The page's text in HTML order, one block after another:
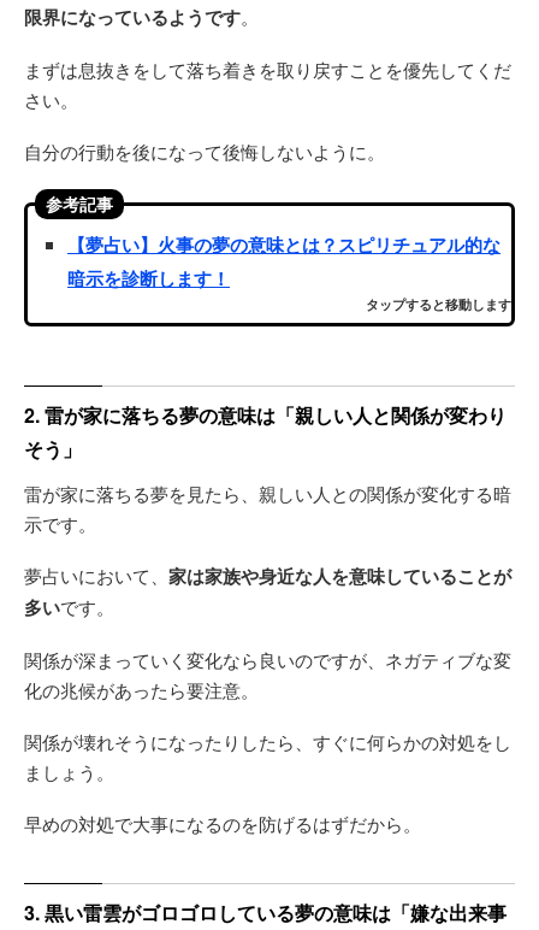
限界になっているようです。
まずは息抜きをして落ち着きを取り戻すことを優先してくだ
さい。
自分の行動を後になって後悔しないように。
参考記事
【夢占い】火事の夢の意味とは？スピリチュアル的な
暗示を診断します！
タップすると移動します
2. 雷が家に落ちる夢の意味は「親しい人と関係が変わり
そう」
雷が家に落ちる夢を見たら、親しい人との関係が変化する暗
示です。
夢占いにおいて、 家は家族や身近な人を意味していることが
多いです。
関係が深まっていく変化なら良いのですが、ネガティブな変
化の兆候があったら要注意。
関係が壊れそうになったりしたら、すぐに何らかの対処をし
ましょう。
早めの対処で大事になるのを防げるはずだから。
3. 黒い雷雲がゴロゴロしている夢の意味は「嫌な出来事